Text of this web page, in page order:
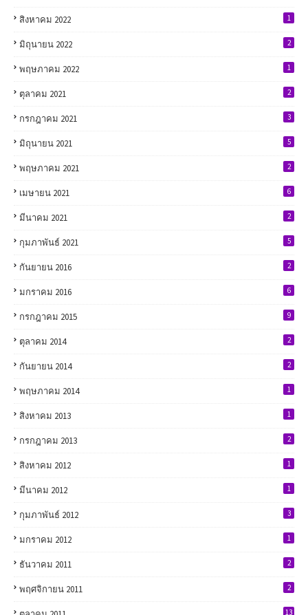
สิงหาคม 2022 1
มิถุนายน 2022 2
พฤษภาคม 2022 1
ตุลาคม 2021 2
กรกฎาคม 2021 3
มิถุนายน 2021 5
พฤษภาคม 2021 2
เมษายน 2021 6
มีนาคม 2021 2
กุมภาพันธ์ 2021 5
กันยายน 2016 2
มกราคม 2016 6
กรกฎาคม 2015 9
ตุลาคม 2014 2
กันยายน 2014 2
พฤษภาคม 2014 1
สิงหาคม 2013 1
กรกฎาคม 2013 2
สิงหาคม 2012 1
มีนาคม 2012 1
กุมภาพันธ์ 2012 3
มกราคม 2012 1
ธันวาคม 2011 2
พฤศจิกายน 2011 2
13